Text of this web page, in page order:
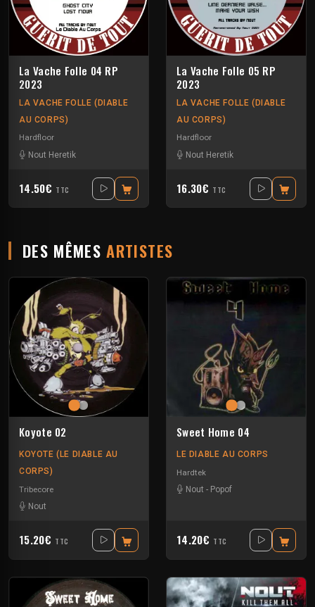
La Vache Folle 04 RP
2023
LA VACHE FOLLE (DIABLE
AU CORPS)
Hardfloor
Nout Heretik
14.50€ TTC
La Vache Folle 05 RP
2023
LA VACHE FOLLE (DIABLE
AU CORPS)
Hardfloor
Nout Heretik
16.30€ TTC
DES MÊMESARTISTES
Koyote 02
KOYOTE (LE DIABLE AU
CORPS)
Tribecore
Nout
15.20€ TTC
Sweet Home 04
LE DIABLE AU CORPS
Hardtek
Nout - Popof
14.20€ TTC